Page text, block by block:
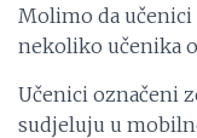
Molimo da
nekoliko učenika
Učenici označeni
sudjeluju u